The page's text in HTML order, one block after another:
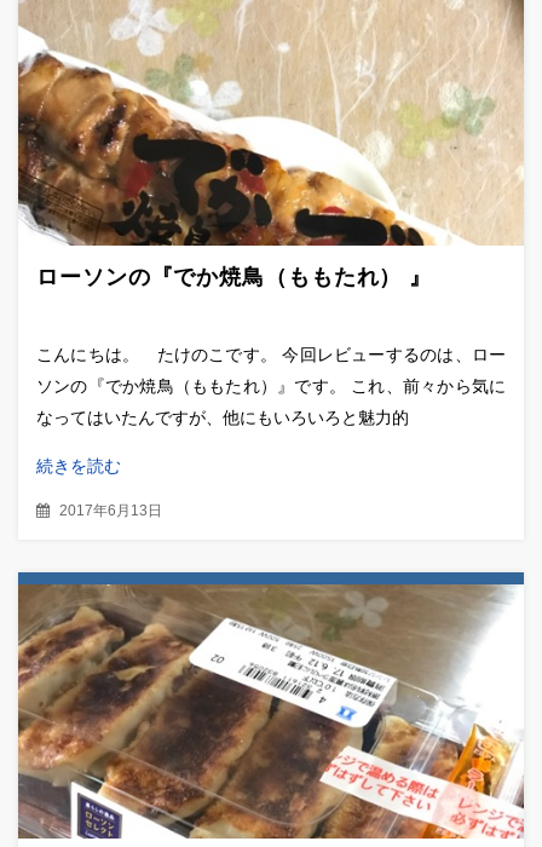
ローソンの『でか焼鳥（ももたれ） 』
こんにちは。 たけのこです。 今回レビューするのは、ロー
ソンの『でか焼鳥（ももたれ）』です。 これ、前々から気に
なってはいたんですが、他にもいろいろと魅力的
続きを読む
2017年6月13日